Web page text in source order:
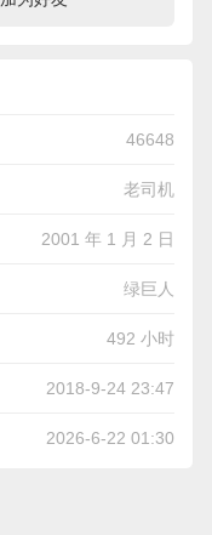
46648
老司机
2001 年 1 月 2 日
绿巨人
492 小时
2018-9-24 23:47
2026-6-22 01:30